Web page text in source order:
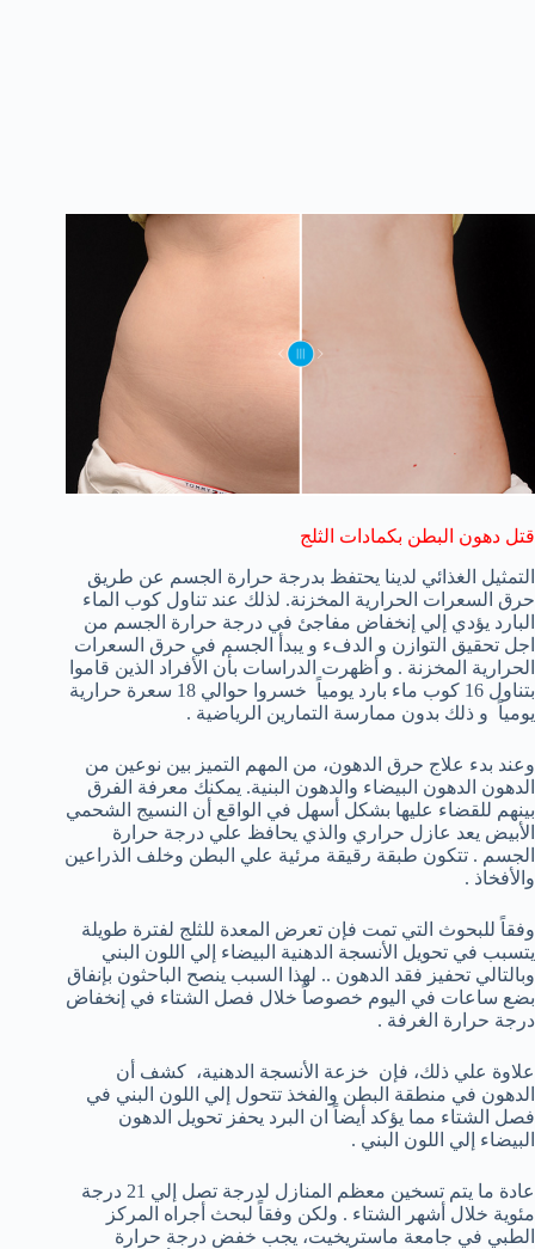
قتل دهون البطن بكمادات الثلج
التمثيل الغذائي لدينا يحتفظ بدرجة حرارة الجسم عن طريق
حرق السعرات الحرارية المخزنة. لذلك عند تناول كوب الماء
البارد يؤدي إلي إنخفاض مفاجئ في درجة حرارة الجسم من
اجل تحقيق التوازن و الدفء و يبدأ الجسم في حرق السعرات
الحرارية المخزنة . و أظهرت الدراسات بأن الأفراد الذين قاموا
بتناول 16 كوب ماء بارد يومياً خسروا حوالي 18 سعرة حرارية
يومياً و ذلك بدون ممارسة التمارين الرياضية .
وعند بدء علاج حرق الدهون، من المهم التميز بين نوعين من
الدهون الدهون البيضاء والدهون البنية. يمكنك معرفة الفرق
بينهم للقضاء عليها بشكل أسهل في الواقع أن النسيج الشحمي
الأبيض يعد عازل حراري والذي يحافظ علي درجة حرارة
الجسم . تتكون طبقة رقيقة مرئية علي البطن وخلف الذراعين
والأفخاذ .
وفقاً للبحوث التي تمت فإن تعرض المعدة للثلج لفترة طويلة
يتسبب في تحويل الأنسجة الدهنية البيضاء إلي اللون البني
وبالتالي تحفيز فقد الدهون .. لهذا السبب ينصح الباحثون بإنفاق
بضع ساعات في اليوم خصوصاً خلال فصل الشتاء في إنخفاض
درجة حرارة الغرفة .
علاوة علي ذلك، فإن خزعة الأنسجة الدهنية، كشف أن
الدهون في منطقة البطن والفخذ تتحول إلي اللون البني في
فصل الشتاء مما يؤكد أيضاً ان البرد يحفز تحويل الدهون
البيضاء إلي اللون البني .
عادة ما يتم تسخين معظم المنازل لدرجة تصل إلي 21 درجة
مئوية خلال أشهر الشتاء . ولكن وفقاً لبحث أجراه المركز
الطبي في جامعة ماستريخيت، يجب خفض درجة حرارة